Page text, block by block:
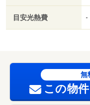
目安光熱費 -
無
この物